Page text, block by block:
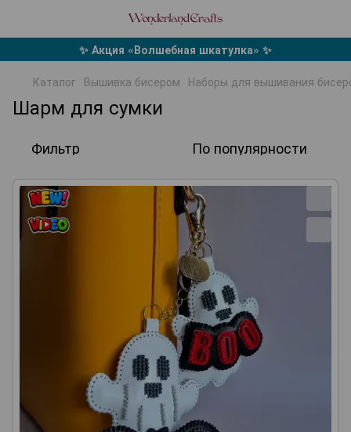
✨ Акция «Волшебная шкатулка» ✨
Каталог Вышивка бисером Наборы для вышивания
Шарм для сумки
Фильтр По популярности